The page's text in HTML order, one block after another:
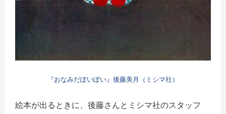
『おなみだぽいぽい』後藤美月（ミシマ社）
絵本が出るときに、後藤さんとミシマ社のスタッフ